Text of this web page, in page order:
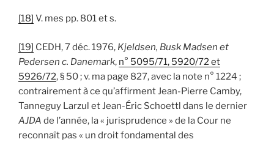
[18] V. mes pp. 801 et s.
[19] CEDH, 7 déc. 1976, Kjeldsen, Busk Madsen et
Pedersen c. Danemark, n° 5095/71, 5920/72 et
5926/72, § 50 ; v. ma page 827, avec la note n° 1224 ;
contrairement à ce qu’affirment Jean-Pierre Camby,
Tanneguy Larzul et Jean-Éric Schoettl dans le dernier
AJDA de l’année, la « jurisprudence » de la Cour ne
reconnaît pas « un droit fondamental des